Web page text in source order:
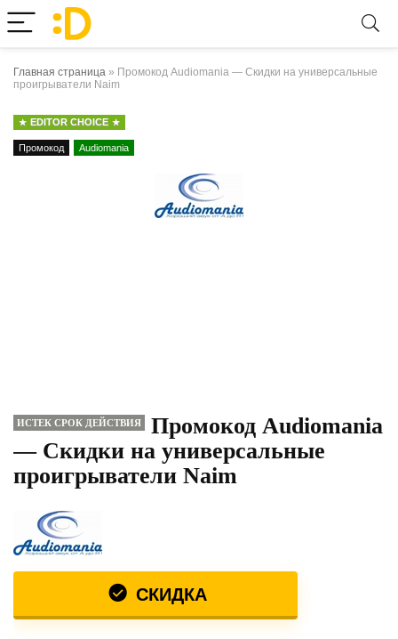
Главная страница » Промокод Audiomania — Скидки на универсальные
проигрыватели Naim
EDITOR CHOICE
Промокод Audiomania
ИСТЕК СРОК ДЕЙСТВИЯ
Промокод Audiomania
— Скидки на универсальные
проигрыватели Naim
СКИДКА